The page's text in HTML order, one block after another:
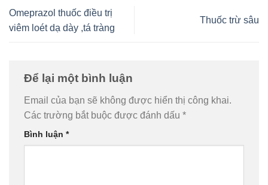
Omeprazol thuốc điều trị
viêm loét dạ dày ,tá tràng
Thuốc trừ sâu
Để lại một bình luận
Email của bạn sẽ không được hiển thị công khai.
Các trường bắt buộc được đánh dấu *
Bình luận *